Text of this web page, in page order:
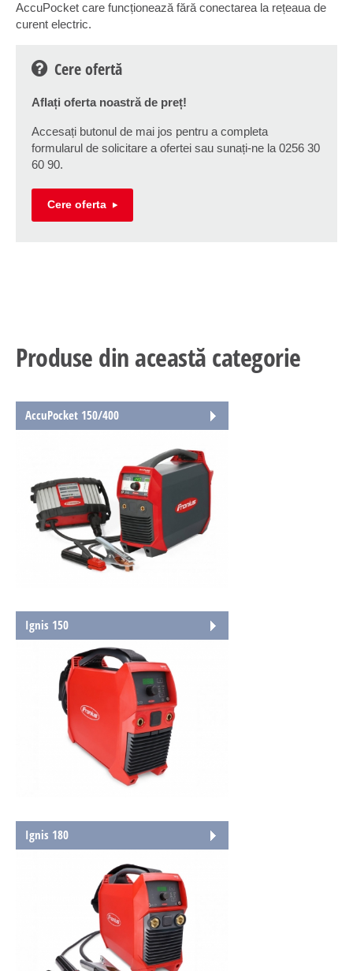
AccuPocket care funcționează fără conectarea la rețeaua de
curent electric.
Cere ofertă
Aflați oferta noastră de preț!
Accesați butonul de mai jos pentru a completa
formularul de solicitare a ofertei sau sunați-ne la 0256 30
60 90.
Cere oferta
Produse din această categorie
AccuPocket 150/400
Ignis 150
Ignis 180